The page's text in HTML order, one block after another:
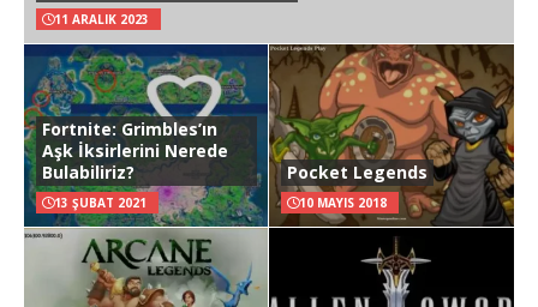
11 ARALIK 2023
Fortnite: Grimbles’ın
Aşk İksirlerini Nerede
Bulabiliriz?
13 ŞUBAT 2021
Pocket Legends
10 MAYIS 2018